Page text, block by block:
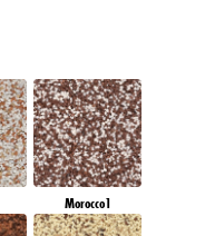
Morocco1